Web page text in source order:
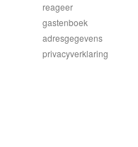
reageer
gastenboek
adresgegevens
privacyverklaring